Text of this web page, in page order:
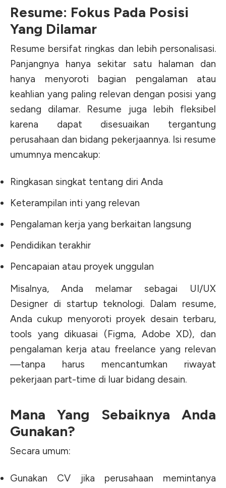
Resume: Fokus Pada Posisi
Yang Dilamar
Resume bersifat ringkas dan lebih personalisasi.
Panjangnya hanya sekitar satu halaman dan
hanya menyoroti bagian pengalaman atau
keahlian yang paling relevan dengan posisi yang
sedang dilamar. Resume juga lebih fleksibel
karena dapat disesuaikan tergantung
perusahaan dan bidang pekerjaannya. Isi resume
umumnya mencakup:
Ringkasan singkat tentang diri Anda
Keterampilan inti yang relevan
Pengalaman kerja yang berkaitan langsung
Pendidikan terakhir
Pencapaian atau proyek unggulan
Misalnya, Anda melamar sebagai UI/UX
Designer di startup teknologi. Dalam resume,
Anda cukup menyoroti proyek desain terbaru,
tools yang dikuasai (Figma, Adobe XD), dan
pengalaman kerja atau freelance yang relevan
—tanpa harus mencantumkan riwayat
pekerjaan part-time di luar bidang desain.
Mana Yang Sebaiknya Anda
Gunakan?
Secara umum:
Gunakan CV jika perusahaan memintanya